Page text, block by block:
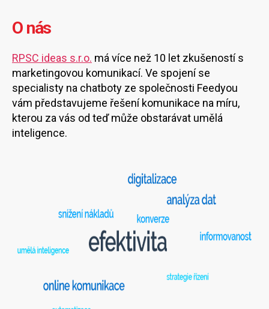
O nás
RPSC ideas s.r.o. má více než 10 let zkušeností s
marketingovou komunikací. Ve spojení se
specialisty na chatboty ze společnosti Feedyou
vám představujeme řešení komunikace na míru,
kterou za vás od teď může obstarávat umělá
inteligence.